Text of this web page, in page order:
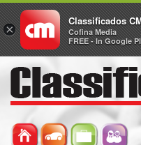
×
Classificados
Cofina Media
FREE - In Google